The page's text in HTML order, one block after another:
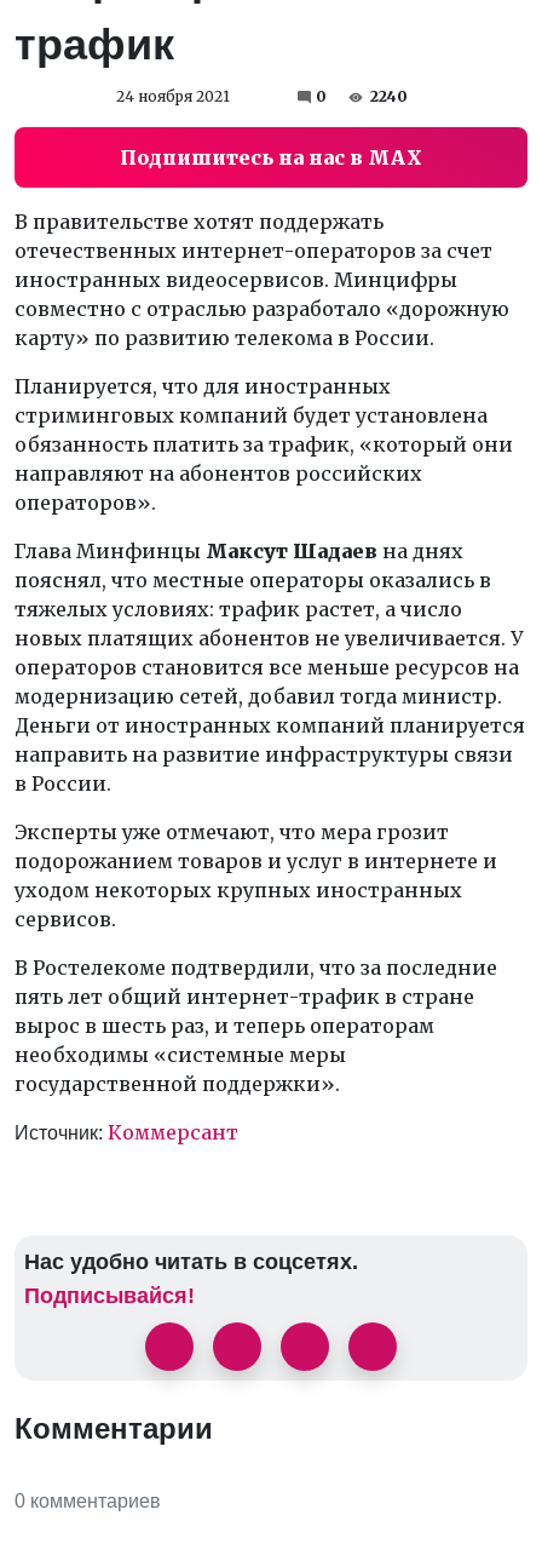
трафик
24 ноября 2021 0 2240
Подпишитесь на нас в MAX
В правительстве хотят поддержать
отечественных интернет-операторов за счет
иностранных видеосервисов. Минцифры
совместно с отраслью разработало «дорожную
карту» по развитию телекома в России.
Планируется, что для иностранных
стриминговых компаний будет установлена
обязанность платить за трафик, «который они
направляют на абонентов российских
операторов».
Глава Минфинцы Максут Шадаев на днях
пояснял, что местные операторы оказались в
тяжелых условиях: трафик растет, а число
новых платящих абонентов не увеличивается. У
операторов становится все меньше ресурсов на
модернизацию сетей, добавил тогда министр.
Деньги от иностранных компаний планируется
направить на развитие инфраструктуры связи
в России.
Эксперты уже отмечают, что мера грозит
подорожанием товаров и услуг в интернете и
уходом некоторых крупных иностранных
сервисов.
В Ростелекоме подтвердили, что за последние
пять лет общий интернет-трафик в стране
вырос в шесть раз, и теперь операторам
необходимы «системные меры
государственной поддержки».
Источник: Коммерсант
Нас удобно читать в соцсетях.
Подписывайся!
Комментарии
0 комментариев